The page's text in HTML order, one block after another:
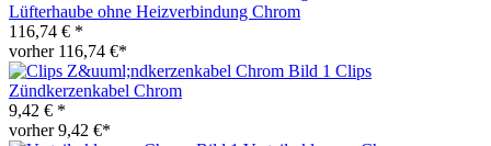
Lüfterhaube ohne Heizverbindung Chrom
116,74 € *
vorher 116,74 €*
Clips
Zündkerzenkabel Chrom
9,42 € *
vorher 9,42 €*